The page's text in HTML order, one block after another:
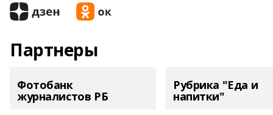
Партнеры
Фотобанк
журналистов РБ
Рубрика "Еда и
напитки"